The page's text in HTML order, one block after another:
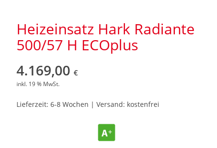
Heizeinsatz Hark Radiante
500/57 H ECOplus
4.169,00 €
inkl. 19 % MwSt.
Lieferzeit: 6-8 Wochen | Versand: kostenfrei